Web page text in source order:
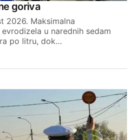
goriva
2026. Maksimalna
u narednih sedam
po litru, dok…